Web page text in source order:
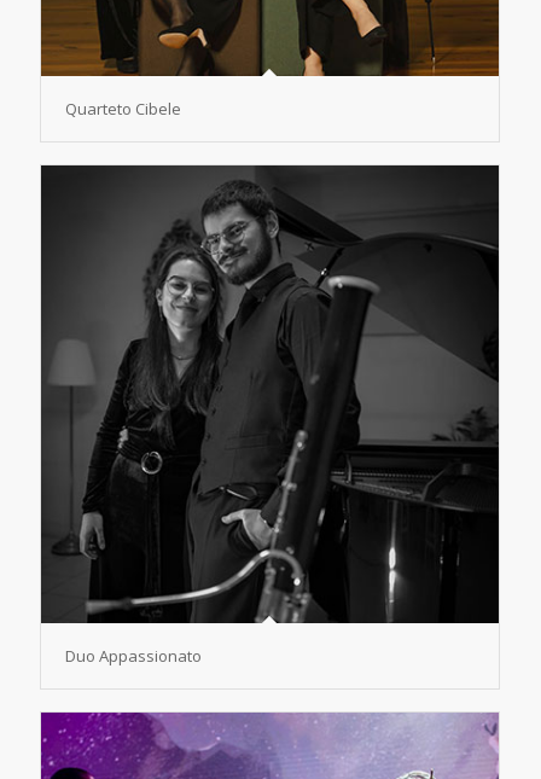
Quarteto Cibele
Duo Appassionato